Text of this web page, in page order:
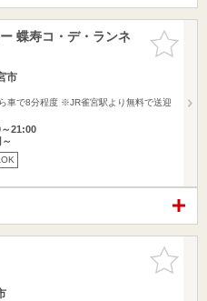
お気に入
りに追加
蝶寿コ・デ・ランネ
市
車で8分程度 ※JR雀宮駅より無料で送迎
21:00
お気に入
りに追加